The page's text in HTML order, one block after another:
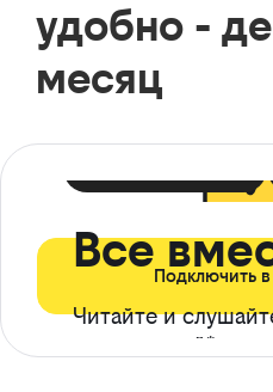
удобно -
месяц
Все
Читайте и
ограничений*
Подключить